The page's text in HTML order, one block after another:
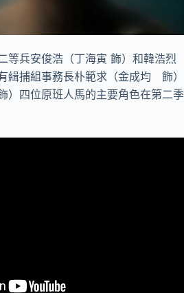
等兵安俊浩（丁海寅 飾）和韓浩烈
捕組事務長朴範求（金成均 飾）
四位原班人馬的主要角色在第二季